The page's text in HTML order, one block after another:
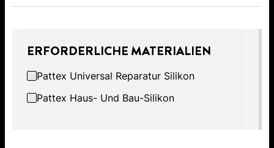
ERFORDERLICHE MATERIALIEN
Pattex Universal Reparatur Silikon
Pattex Haus- Und Bau-Silikon